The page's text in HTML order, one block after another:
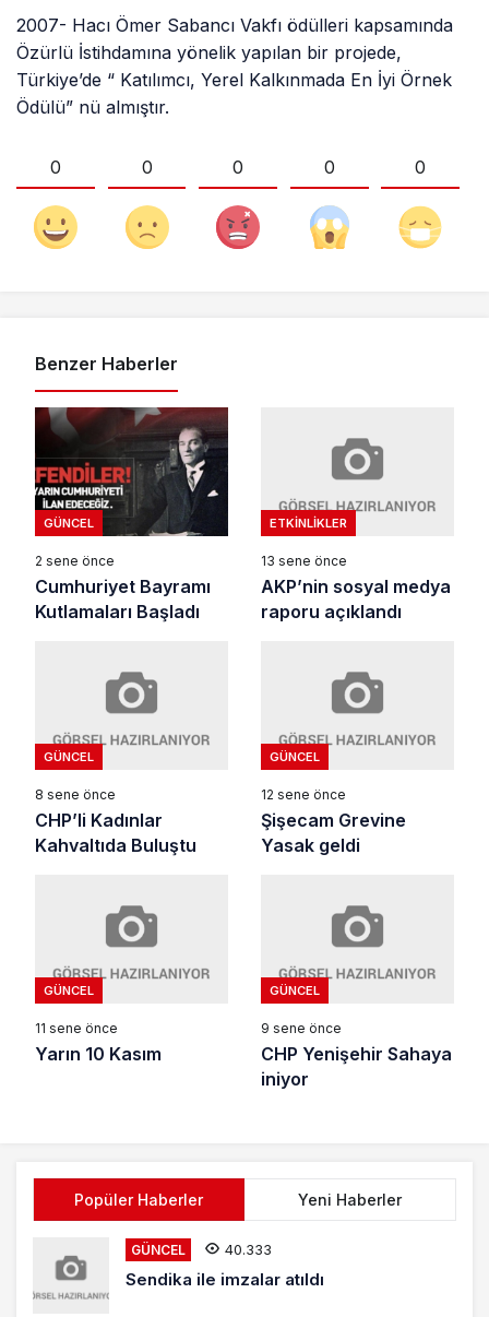
2007- Hacı Ömer Sabancı Vakfı ödülleri kapsamında
Özürlü İstihdamına yönelik yapılan bir projede,
Türkiye’de “ Katılımcı, Yerel Kalkınmada En İyi Örnek
Ödülü” nü almıştır.
0 0 0 0 0
Benzer Haberler
GÜNCEL
2 sene önce
Cumhuriyet Bayramı
Kutlamaları Başladı
ETKINLIKLER
13 sene önce
AKP’nin sosyal medya
raporu açıklandı
GÜNCEL
8 sene önce
CHP’li Kadınlar
Kahvaltıda Buluştu
GÜNCEL
12 sene önce
Şişecam Grevine
Yasak geldi
GÜNCEL
11 sene önce
Yarın 10 Kasım
GÜNCEL
9 sene önce
CHP Yenişehir Sahaya
iniyor
Popüler Haberler Yeni Haberler
GÜNCEL 40.333
Sendika ile imzalar atıldı